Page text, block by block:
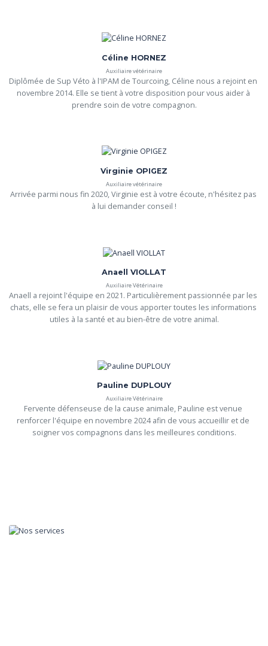
Céline HORNEZ
Auxiliaire vétérinaire
Diplômée de Sup Véto à l'IPAM de Tourcoing, Céline nous a rejoint en
novembre 2014. Elle se tient à votre disposition pour vous aider à
prendre soin de votre compagnon.
Virginie OPIGEZ
Auxiliaire vétérinaire
Arrivée parmi nous fin 2020, Virginie est à votre écoute, n'hésitez pas
à lui demander conseil !
Anaell VIOLLAT
Auxiliaire Vétérinaire
Anaell a rejoint l'équipe en 2021. Particulièrement passionnée par les
chats, elle se fera un plaisir de vous apporter toutes les informations
utiles à la santé et au bien-être de votre animal.
Pauline DUPLOUY
Auxiliaire Vétérinaire
Fervente défenseuse de la cause animale, Pauline est venue
renforcer l'équipe en novembre 2024 afin de vous accueillir et de
soigner vos compagnons dans les meilleures conditions.